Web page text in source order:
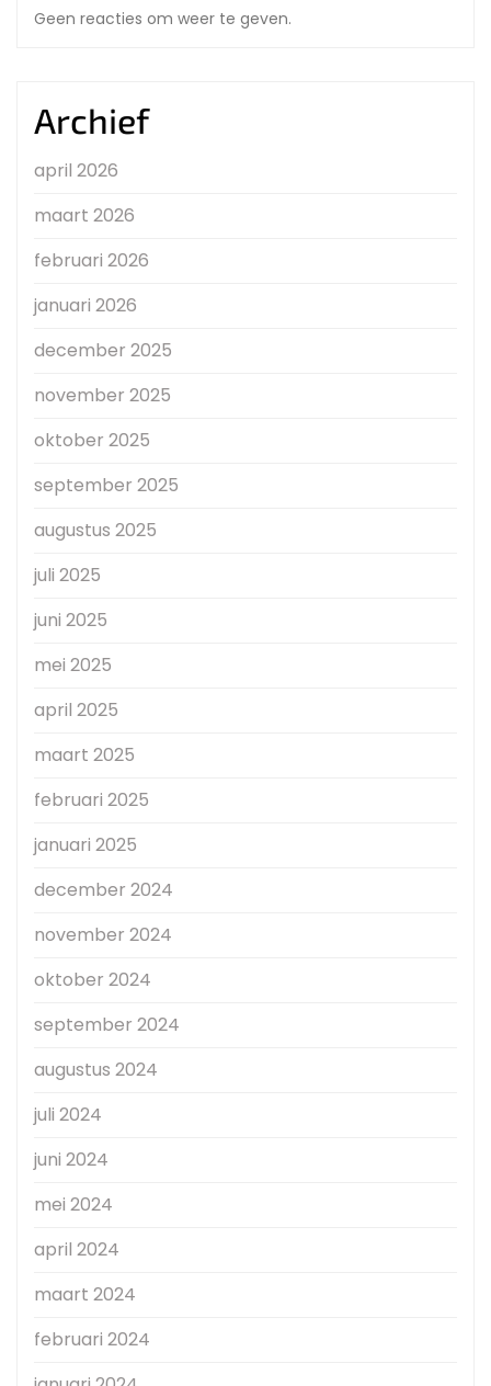
Geen reacties om weer te geven.
Archief
april 2026
maart 2026
februari 2026
januari 2026
december 2025
november 2025
oktober 2025
september 2025
augustus 2025
juli 2025
juni 2025
mei 2025
april 2025
maart 2025
februari 2025
januari 2025
december 2024
november 2024
oktober 2024
september 2024
augustus 2024
juli 2024
juni 2024
mei 2024
april 2024
maart 2024
februari 2024